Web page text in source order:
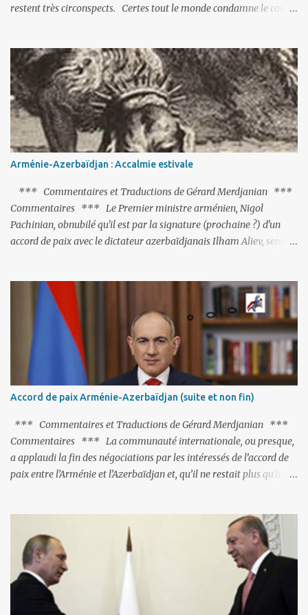
restent très circonspects. Certes tout le monde condamne le coup
actions menées par le président Erdoğan, et pour certains sur la
réalisation du putsch lui-même.
Arménie-Azerbaïdjan : Accalmie estivale
*** Commentaires et Traductions de Gérard Merdjanian ***
Commentaires *** Le Premier ministre arménien, Nigol
Pachinian, obnubilé qu'il est par la signature (prochaine ?) d'un
accord de paix avec le dictateur azerbaïdjanais Ilham Aliev, serait
C'est hélas fort peu probable ; l'Histoire ou la Littérature ne sont
pas ses points forts, pas plus d'ailleurs que les négociations avec le
tandem turco-azéri. Faisant fi de tout ce qui précède la chute de
l'URSS, il est exclusivement intéressé par ce qu'il nomme «
l'Arménie réelle ». Même les trois présidents qu'ils l'ont précédés ne
trouvent pas grâce à ses yeux, les traitant de tous les noms, avant
de les traîner en justice. Et comme les politiciens ne lui suffisent
pas, il s'attaque aux dignitaires de l'Église arménienne, les...
Accord de paix Arménie-Azerbaïdjan (suite et non fin)
*** Commentaires et Traductions de Gérard Merdjanian ***
Commentaires *** La communauté internationale, ou presque,
a applaudi la fin des négociations par les intéressés de l’accord de
paix entre l’Arménie et l’Azerbaïdjan et, qu’il ne restait plus qu’à le
Les deux points non résolus portaient sur la renonciation aux
revendications internationales mutuelles et sur l'abstention de
déployer des représentants d'autres pays le long de la frontière
entre l'Arménie et l'Azerbaïdjan. C’est chose faite, l’Arménie a
accepté. Comme on pouvait s’y attendre, Bakou a posé de
nouvelles conditions préalables : 1- L’Arménie doit demander la